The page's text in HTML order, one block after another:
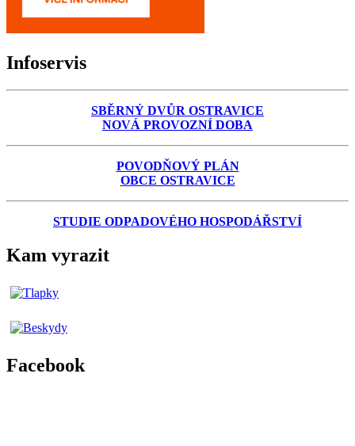
Infoservis
SBĚRNÝ DVŮR OSTRAVICE
NOVÁ PROVOZNÍ DOBA
POVODŇOVÝ PLÁN
OBCE OSTRAVICE
STUDIE ODPADOVÉHO HOSPODÁŘSTVÍ
Kam vyrazit
Facebook